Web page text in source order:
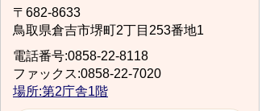
〒682-8633
鳥取県倉吉市堺町2丁目253番地1
電話番号:0858-22-8118
ファックス:0858-22-7020
場所:第2庁舎1階